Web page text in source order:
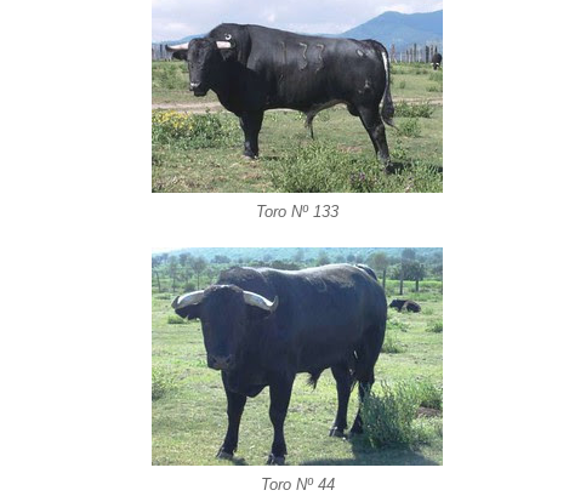
Toro Nº 133
Toro Nº 44